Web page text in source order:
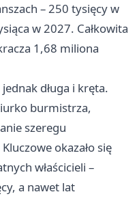
– 250 tysięcy w
w 2027. Całkowita
1,68 miliona
długa i kręta.
burmistrza,
szeregu
okazało się
właścicieli –
a nawet lat